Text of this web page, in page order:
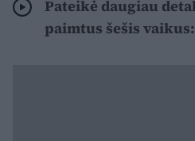
Pateikė daugiau
paimtus šešis